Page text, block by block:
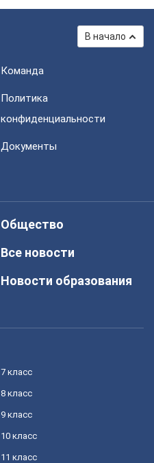
В начало
Команда
Политика
конфиденциальности
Документы
Общество
Все новости
Новости образования
7 класс
8 класс
9 класс
10 класс
11 класс